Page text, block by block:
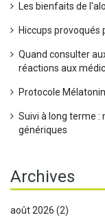
Les bienfaits de
Hiccups provoqués
Quand consulter
réactions aux
Protocole
Suivi à long terme :
génériques
Archives
août 2026 (2)